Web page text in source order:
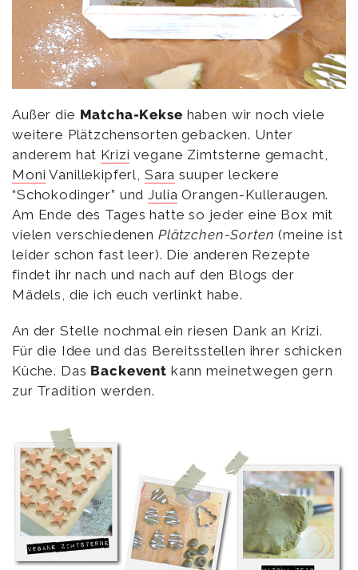
Außer die Matcha-Kekse haben wir noch viele
weitere Plätzchensorten gebacken. Unter
anderem hat Krizi vegane Zimtsterne gemacht,
Moni Vanillekipferl, Sara suuper leckere
“Schokodinger” undJulia Orangen-Kulleraugen.
Am Ende des Tages hatte so jeder eine Box mit
vielen verschiedenen Plätzchen-Sorten (meine ist
leider schon fast leer). Die anderen Rezepte
findet ihr nach und nach auf den Blogs der
Mädels, die ich euch verlinkt habe.
An der Stelle nochmal ein riesen Dank an Krizi.
Für die Idee und das Bereitsstellen ihrer schicken
Küche. Das Backevent kann meinetwegen gern
zur Tradition werden.